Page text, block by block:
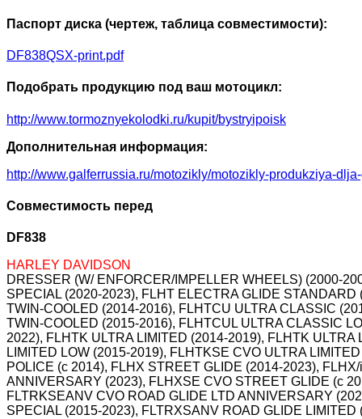
Паспорт диска (чертеж, таблица совместимости):
DF838QSX-print.pdf
Подобрать продукцию под ваш мотоцикл:
http://www.tormoznyekolodki.ru/kupit/bystryipoisk
Дополнительная информация:
http://www.galferrussia.ru/motozikly/motozikly-produkziya-
Совместимость перед
DF838
HARLEY DAVIDSON
DRESSER (W/ ENFORCER/IMPELLER WHEELS) (2000-
SPECIAL (2020-2023), FLHT ELECTRA GLIDE
TWIN-COOLED (2014-2016), FLHTCU ULTRA CLASSIC
TWIN-COOLED (2015-2016), FLHTCUL ULTRA CLASSIC
2022), FLHTK ULTRA LIMITED (2014-2019), FLHTK
LIMITED LOW (2015-2019), FLHTKSE CVO ULTRA
POLICE (c 2014), FLHX STREET GLIDE (2014-2023),
ANNIVERSARY (2023), FLHXSE CVO STREET GLIDE (c
FLTRKSEANV CVO ROAD GLIDE LTD ANNIVERSARY
SPECIAL (2015-2023), FLTRXSANV ROAD GLIDE